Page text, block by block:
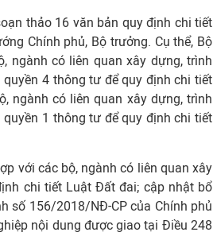
thảo 16 văn bản quy định chi tiết
Chính phủ, Bộ trưởng. Cụ thể, Bộ
ngành có liên quan xây dựng, trình
4 thông tư để quy định chi tiết
ngành có liên quan xây dựng, trình
1 thông tư để quy định chi tiết
với các bộ, ngành có liên quan xây
chi tiết Luật Đất đai; cập nhật bổ
số 156/2018/NĐ-CP của Chính phủ
nội dung được giao tại Điều 248